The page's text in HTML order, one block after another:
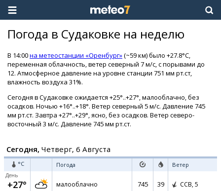
Погода в Судаковке на неделю
В 14:00на метеостанции «Оренбург»(~59 км) было +27.8°C,
переменная облачность, ветер северный 7 м/с, с порывами до
12. Атмосферное давление на уровне станции 751 мм рт.ст,
влажность воздуха 31%.
Сегодня в Судаковке ожидается +25°..+27°, малооблачно, без
осадков. Ночью +16°..+18°. Ветер северный 5 м/с. Давление 745
мм рт.ст. Завтра +27°..+29°, ясно, без осадков. Ветер северо-
восточный 3 м/с. Давление 745 мм рт.ст.
Сегодня, Четверг, 6 Августа
°C Погода Ветер
День
+27° малооблачно 745 39 ССВ, 5